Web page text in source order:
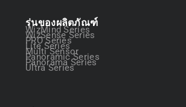
รุ่นของผลิตภัณฑ์
WizMind Series
WizSense Series
PRO Series
Lite Series
Multi Sensor
Panoramic Series
Panorama Series
Ultra Series